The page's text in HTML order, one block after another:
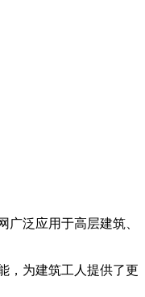
泛应用于高层建筑、
，为建筑工人提供了更